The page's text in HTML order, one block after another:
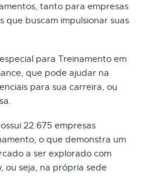
tanto para empresas
que buscam impulsionar suas
para Treinamento em
que pode ajudar na
para sua carreira, ou
22.675 empresas
o que demonstra um
a ser explorado com
ou seja, na própria sede